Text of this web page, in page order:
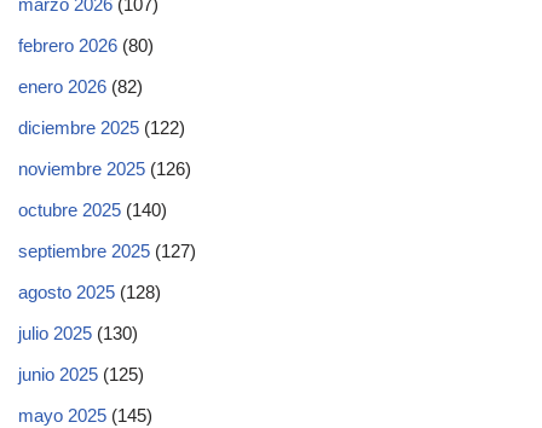
marzo 2026 (107)
febrero 2026 (80)
enero 2026 (82)
diciembre 2025 (122)
noviembre 2025 (126)
octubre 2025 (140)
septiembre 2025 (127)
agosto 2025 (128)
julio 2025 (130)
junio 2025 (125)
mayo 2025 (145)